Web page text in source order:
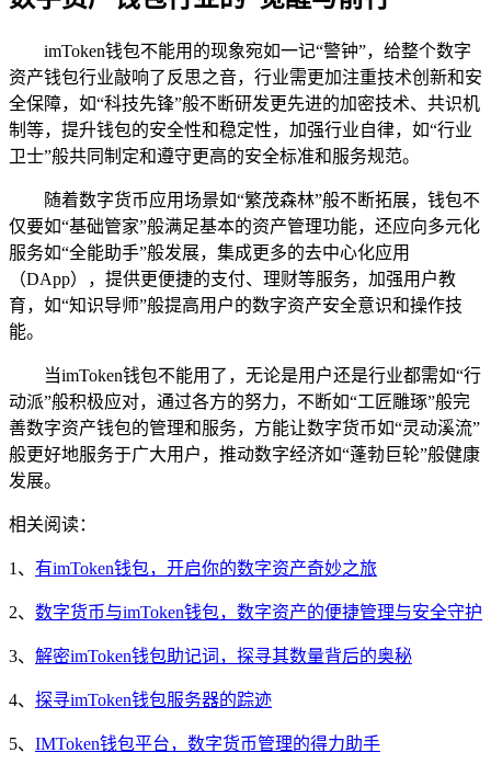
imToken钱包不能用的现象宛如一记“警钟”，给整个数字
资产钱包行业敲响了反思之音，行业需更加注重技术创新和安
全保障，如“科技先锋”般不断研发更先进的加密技术、共识机
制等，提升钱包的安全性和稳定性，加强行业自律，如“行业
卫士”般共同制定和遵守更高的安全标准和服务规范。
随着数字货币应用场景如“繁茂森林”般不断拓展，钱包不
仅要如“基础管家”般满足基本的资产管理功能，还应向多元化
服务如“全能助手”般发展，集成更多的去中心化应用
（DApp），提供更便捷的支付、理财等服务，加强用户教
育，如“知识导师”般提高用户的数字资产安全意识和操作技
能。
当imToken钱包不能用了，无论是用户还是行业都需如“行
动派”般积极应对，通过各方的努力，不断如“工匠雕琢”般完
善数字资产钱包的管理和服务，方能让数字货币如“灵动溪流”
般更好地服务于广大用户，推动数字经济如“蓬勃巨轮”般健康
发展。
相关阅读：
1、 有imToken钱包，开启你的数字资产奇妙之旅
2、 数字货币与imToken钱包，数字资产的便捷管理与安全守护
3、 解密imToken钱包助记词，探寻其数量背后的奥秘
4、 探寻imToken钱包服务器的踪迹
5、 IMToken钱包平台，数字货币管理的得力助手